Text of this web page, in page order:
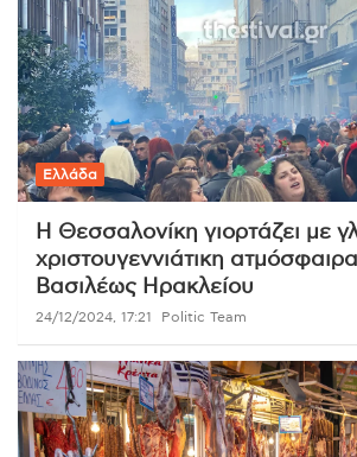
Ελλάδα
Η Θεσσαλονίκη γιορτάζει με
χριστουγεννιάτικη
Βασιλέως Ηρακλείου
24/12/2024, 17:21 Politic Team